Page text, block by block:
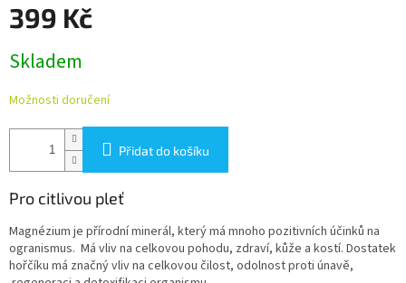
399 Kč
cena:
Skladem
Možnosti doručení
Přidat do košíku
Pro citlivou pleť
Magnézium je přírodní minerál, který má mnoho pozitivních účinků na
ogranismus. Má vliv na celkovou pohodu, zdraví, kůže a kostí. Dostatek
hořčíku má značný vliv na celkovou čilost, odolnost proti únavě,